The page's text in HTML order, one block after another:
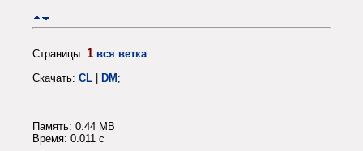
Страницы: 1 вся ветка
Скачать: CL DM ;
Память: 0.44 MB
Время: 0.011 c